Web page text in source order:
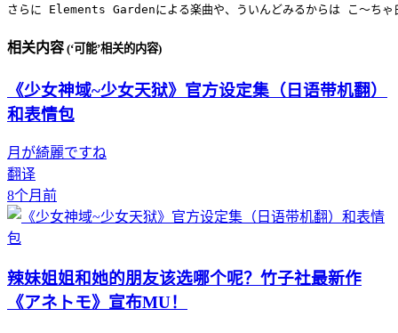
さらに Elements Gardenによる楽曲や、ういんどみるからは こ～ちゃ
相关内容 (‘可能’相关的内容)
《少女神域~少女天狱》官方设定集（日语带机翻）
和表情包
月が綺麗ですね
翻译
8个月前
辣妹姐姐和她的朋友该选哪个呢？竹子社最新作
《アネトモ》宣布MU！